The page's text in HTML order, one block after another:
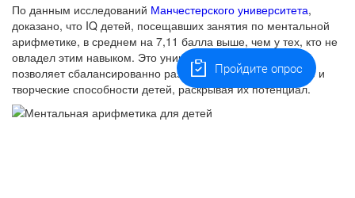
По данным исследований Манчестерского университета,
доказано, что IQ детей, посещавших занятия по ментальной
арифметике, в среднем на 7,11 балла выше, чем у тех, кто не
овладел этим навыком. Это уникальный подход, который
позволяет сбалансированно развивать интеллектуальные и
творческие способности детей, раскрывая их потенциал.
Пройдите опрос